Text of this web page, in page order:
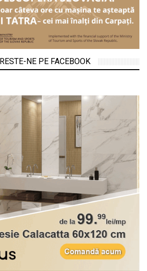
NE PE FACEBOOK